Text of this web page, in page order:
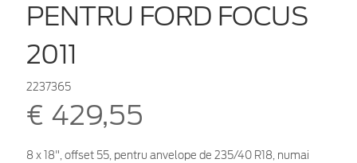
PENTRU FORD FOCUS
2011
2237365
€ 429,55
8 x 18", offset 55, pentru anvelope de 235/40 R18, numai